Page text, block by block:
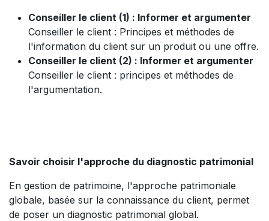
Conseiller le client (1) : Informer et argumenter
Conseiller le client : Principes et méthodes de
l'information du client sur un produit ou une offre.
Conseiller le client (2) : Informer et argumenter
Conseiller le client : principes et méthodes de
l'argumentation.
Savoir choisir l'approche du diagnostic patrimonial
En gestion de patrimoine, l'approche patrimoniale
globale, basée sur la connaissance du client, permet
de poser un diagnostic patrimonial global.